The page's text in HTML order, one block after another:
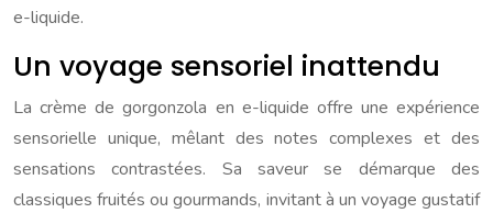
e-liquide.
Un voyage sensoriel inattendu
La crème de gorgonzola en e-liquide offre une expérience
sensorielle unique, mêlant des notes complexes et des
sensations contrastées. Sa saveur se démarque des
classiques fruités ou gourmands, invitant à un voyage gustatif